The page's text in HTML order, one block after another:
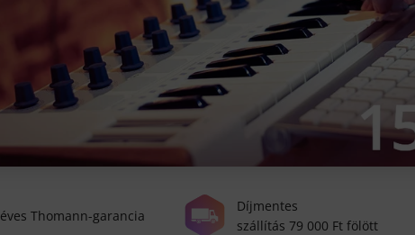
éves Thomann-garancia
Díjmentes
szállítás 79 000 Ft fölött